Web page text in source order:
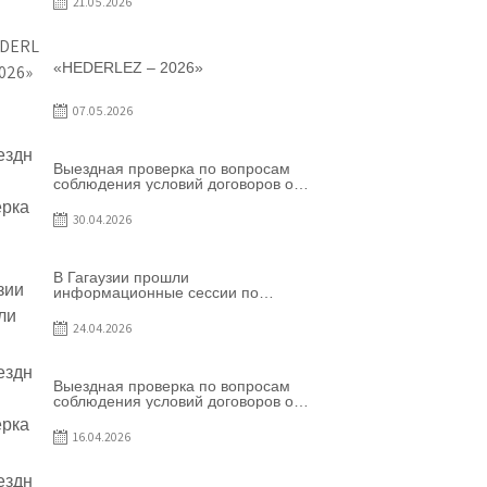
«HEDERLEZ – 2026»
07.05.2026
Выездная проверка по вопросам
соблюдения условий договоров о
предприятия SRL Grand Nic Oil
Company
30.04.2026
В Гагаузии прошли
информационные сессии по
24.04.2026
Выездная проверка по вопросам
соблюдения условий договоров о
предприятия SRL Patiseria Familiei
16.04.2026